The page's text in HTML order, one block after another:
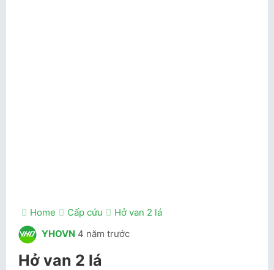
Home Cấp cứu
Hở van 2 lá
YHOVN 4 năm trước
Hở van 2 lá